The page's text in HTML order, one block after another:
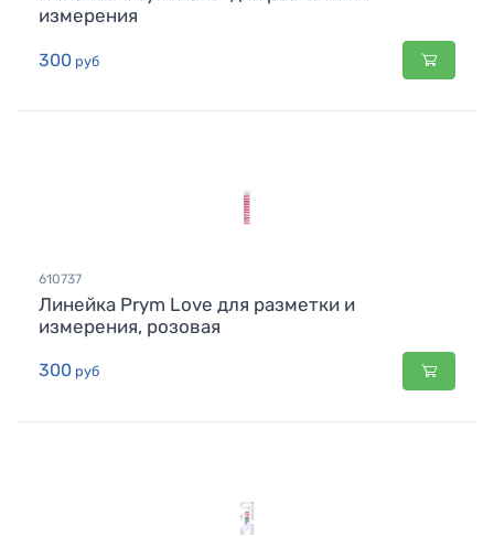
измерения
300 руб
610737
Линейка Prym Love для разметки и
измерения, розовая
300 руб